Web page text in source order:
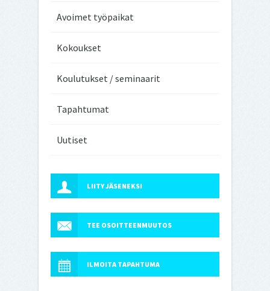
Avoimet työpaikat
Kokoukset
Koulutukset / seminaarit
Tapahtumat
Uutiset
LIITY JÄSENEKSI
TEE OSOITTEENMUUTOS
ILMOITA TAPAHTUMA